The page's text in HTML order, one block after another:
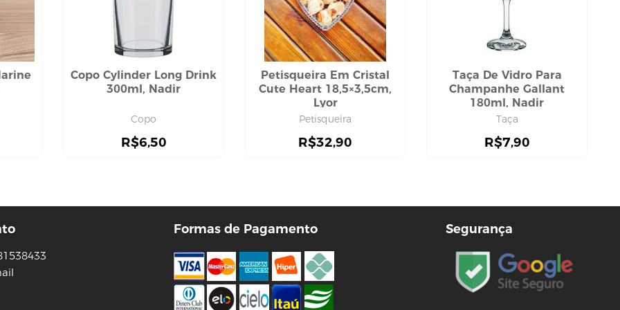
Copo Cylinder Long Drink
300ml, Nadir
Copo
R$6,50
Petisqueira Em Cristal
Cute Heart 18,5×3,5cm,
Lyor
Petisqueira
R$32,90
Taça De Vidro Para
Champanhe Gallant
180ml, Nadir
Taça
R$7,90
Formas de Pagamento Segurança